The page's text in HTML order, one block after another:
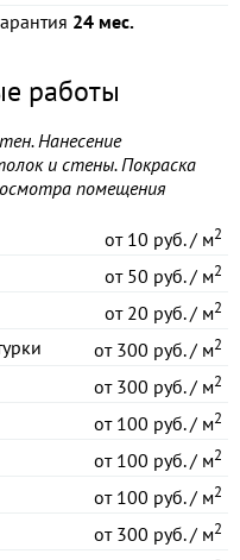
24 мес.
работы
Нанесение
и стены. Покраска
помещения
от10 руб. / м2
от50 руб. / м2
от20 руб. / м2
от300 руб. / м2
от300 руб. / м2
от100 руб. / м2
от100 руб. / м2
от100 руб. / м2
от300 руб. / м2